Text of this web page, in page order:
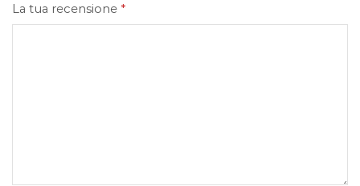
La tua recensione *